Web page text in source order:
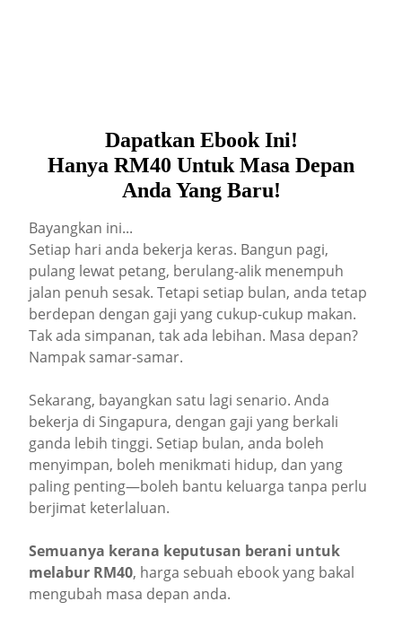
Dapatkan Ebook Ini!
Hanya RM40 Untuk Masa Depan
Anda Yang Baru!
Bayangkan ini...
Setiap hari anda bekerja keras. Bangun pagi,
pulang lewat petang, berulang-alik menempuh
jalan penuh sesak. Tetapi setiap bulan, anda tetap
berdepan dengan gaji yang cukup-cukup makan.
Tak ada simpanan, tak ada lebihan. Masa depan?
Nampak samar-samar.
Sekarang, bayangkan satu lagi senario. Anda
bekerja di Singapura, dengan gaji yang berkali
ganda lebih tinggi. Setiap bulan, anda boleh
menyimpan, boleh menikmati hidup, dan yang
paling penting—boleh bantu keluarga tanpa perlu
berjimat keterlaluan.
Semuanya kerana keputusan berani untuk
melabur RM40, harga sebuah ebook yang bakal
mengubah masa depan anda.